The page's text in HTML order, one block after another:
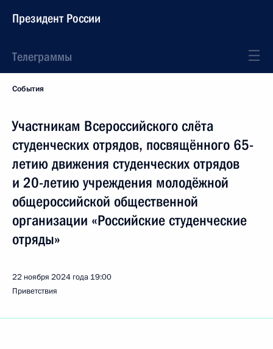
Президент России
Телеграммы
События
Участникам Всероссийского слёта
студенческих отрядов, посвящённого 65-
летию движения студенческих отрядов
и 20-летию учреждения молодёжной
общероссийской общественной
организации «Российские студенческие
отряды»
22 ноября 2024 года 19:00
Приветствия